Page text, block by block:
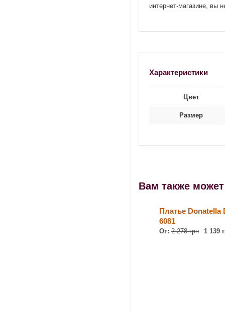
интернет-магазине, вы
Характеристики
Цвет
Размер
Вам также
Платье Donatella
6081
От: 2 278 грн 1 139